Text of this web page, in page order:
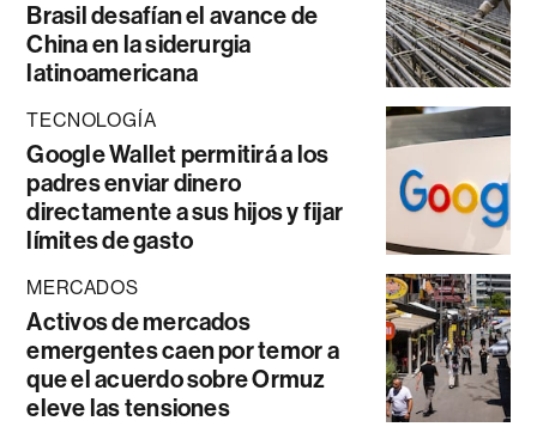
Brasil desafían el avance de
China en la siderurgia
latinoamericana
TECNOLOGÍA
Google Wallet permitirá a los
padres enviar dinero
directamente a sus hijos y fijar
límites de gasto
MERCADOS
Activos de mercados
emergentes caen por temor a
que el acuerdo sobre Ormuz
eleve las tensiones